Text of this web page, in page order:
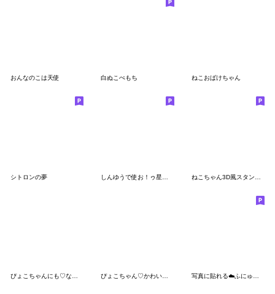
おんなのこは天使 白ぬこぺもち ねこおばけちゃん
シトロンの夢